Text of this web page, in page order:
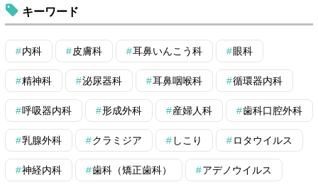
キーワード
内科 皮膚科 耳鼻いんこう科 眼科
精神科 泌尿器科 耳鼻咽喉科 循環器内科
呼吸器内科 形成外科 産婦人科 歯科口腔外科
乳腺外科 クラミジア しこり ロタウイルス
神経内科 歯科（矯正歯科） アデノウイルス